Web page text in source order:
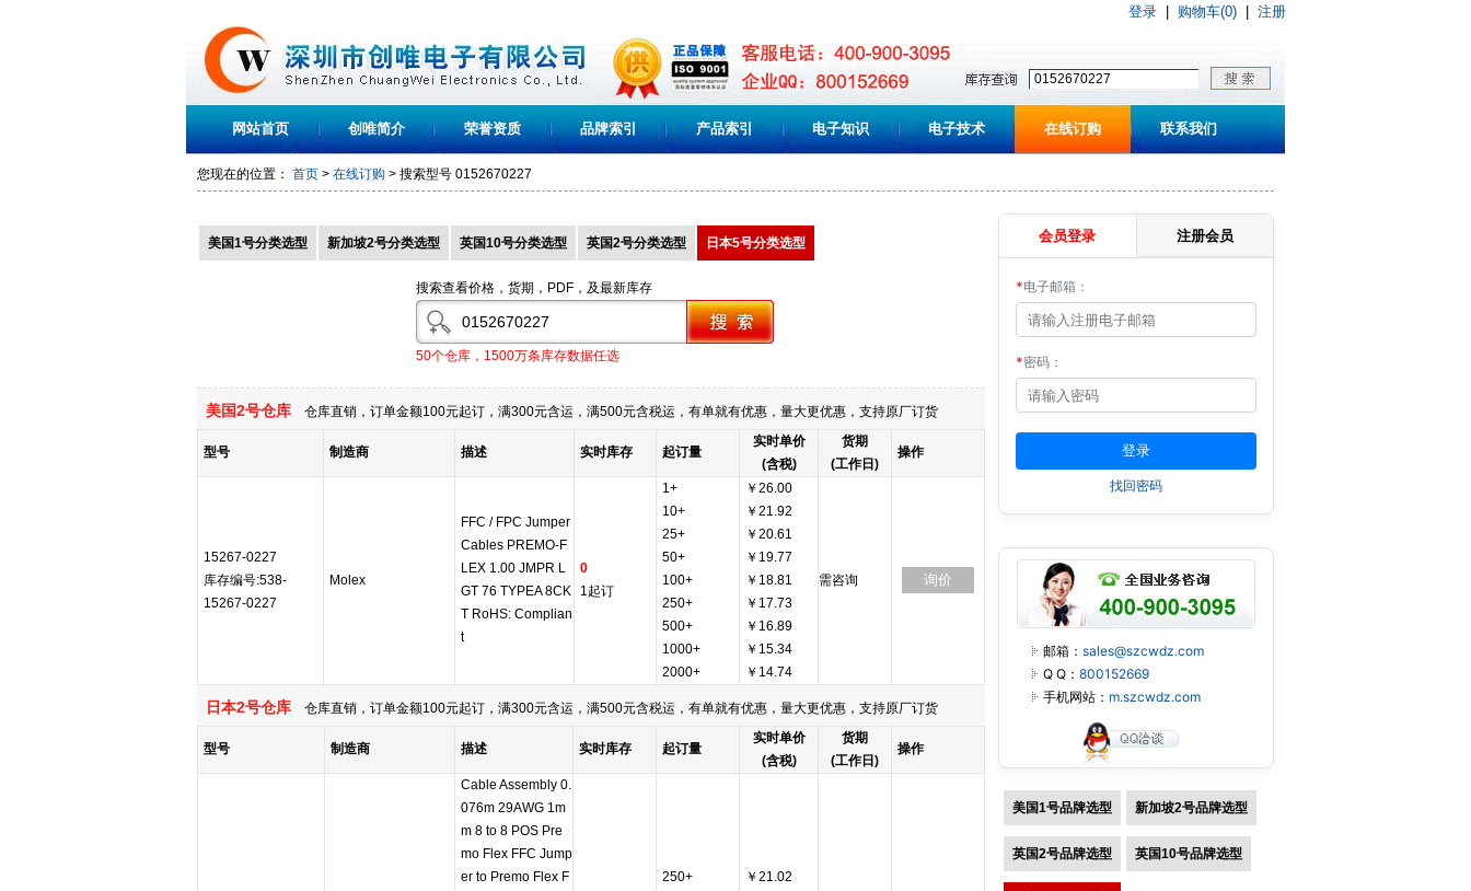
登录 购物车(0) 注册
网站首页 创唯简介 荣誉资质 品牌索引 产品索引 电子知识 电子技术 在线订购 联系我们
您现在的位置： 首页 > 在线订购 > 搜索型号 0152670227
美国1号分类选型 新加坡2号分类选型 英国10号分类选型 英国2号分类选型 日本5号分类选型
搜索查看价格，货期，PDF，及最新库存
50个仓库，1500万条库存数据任选
美国2号仓库 仓库直销，订单金额100元起订，满300元含运，满500元含税运，有单就有优惠，量大更优惠，支持原厂订货
型号 制造商 描述 实时库存 起订量
实时单价
(含税)
货期
(工作日)
操作
15267-0227
库存编号:538-
15267-0227
Molex
FFC / FPC Jumper
Cables PREMO-F
LEX 1.00 JMPR L
GT 76 TYPEA 8CK
T RoHS: Complian
t
0
1起订
1+
10+
25+
50+
100+
250+
500+
1000+
2000+
￥26.00
￥21.92
￥20.61
￥19.77
￥18.81
￥17.73
￥16.89
￥15.34
￥14.74
需咨询 询价
日本2号仓库 仓库直销，订单金额100元起订，满300元含运，满500元含税运，有单就有优惠，量大更优惠，支持原厂订货
型号 制造商 描述 实时库存 起订量
实时单价
(含税)
货期
(工作日)
操作
Cable Assembly 0.
076m 29AWG 1m
m 8 to 8 POS Pre
mo Flex FFC Jump
er to Premo Flex F
250+
￥21.02
会员登录 注册会员
*电子邮箱：
*密码：
找回密码
邮箱： sales@szcwdz.com
Q Q： 800152669
手机网站： m.szcwdz.com
美国1号品牌选型 新加坡2号品牌选型
英国2号品牌选型 英国10号品牌选型